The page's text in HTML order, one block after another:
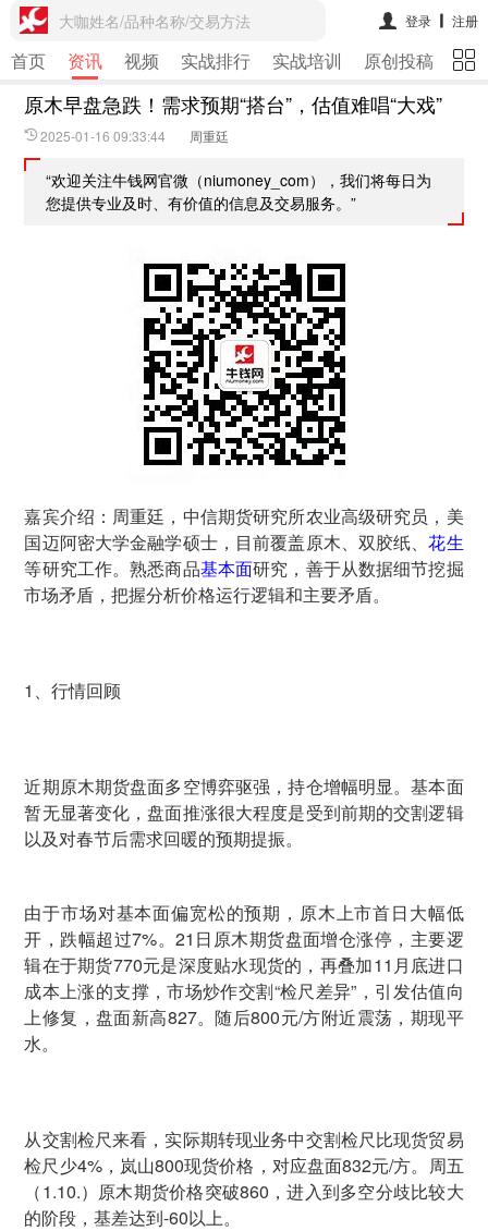
大咖姓名/品种名称/交易方法 登录 注册
首页 资讯 视频 实战排行 实战培训 原创投稿 期
原木早盘急跌！需求预期“搭台”，估值难唱“大戏”
2025-01-16 09:33:44 周重廷
“欢迎关注牛钱网官微（niumoney_com），我们将每日为
您提供专业及时、有价值的信息及交易服务。”
嘉宾介绍：周重廷，中信期货研究所农业高级研究员，美
国迈阿密大学金融学硕士，目前覆盖原木、双胶纸、花生
等研究工作。熟悉商品基本面研究，善于从数据细节挖掘
市场矛盾，把握分析价格运行逻辑和主要矛盾。
1、行情回顾
近期原木期货盘面多空博弈驱强，持仓增幅明显。基本面
暂无显著变化，盘面推涨很大程度是受到前期的交割逻辑
以及对春节后需求回暖的预期提振。
由于市场对基本面偏宽松的预期，原木上市首日大幅低
开，跌幅超过7%。21日原木期货盘面增仓涨停，主要逻
辑在于期货770元是深度贴水现货的，再叠加11月底进口
成本上涨的支撑，市场炒作交割“检尺差异”，引发估值向
上修复，盘面新高827。随后800元/方附近震荡，期现平
水。
从交割检尺来看，实际期转现业务中交割检尺比现货贸易
检尺少4%，岚山800现货价格，对应盘面832元/方。周五
（1.10.）原木期货价格突破860，进入到多空分歧比较大
的阶段，基差达到-60以上。